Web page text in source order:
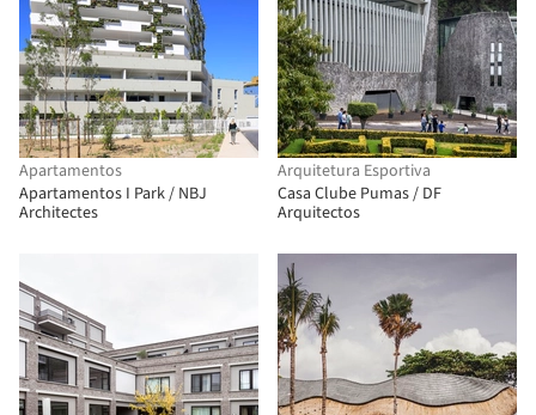
Apartamentos
Apartamentos I Park / NBJ
Architectes
Arquitetura Esportiva
Casa Clube Pumas / DF
Arquitectos